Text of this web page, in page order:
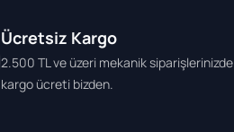
Ücretsiz Kargo
2.500 TL ve üzeri mekanik siparişlerinizde
kargo ücreti bizden.